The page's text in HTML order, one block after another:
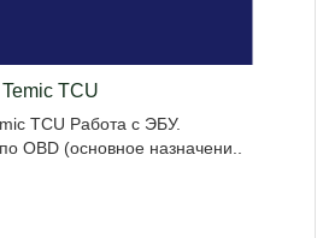
TCU
TCU Работа с ЭБУ.
OBD (основное назначени..